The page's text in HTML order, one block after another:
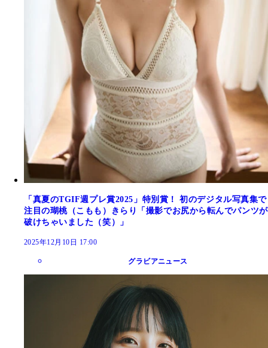
「真夏のTGIF週プレ賞2025」特別賞！ 初のデジタル写真集で
注目の瑚桃（こもも）きらり「撮影でお尻から転んでパンツが
破けちゃいました（笑）」
2025年12月10日 17:00
グラビアニュース